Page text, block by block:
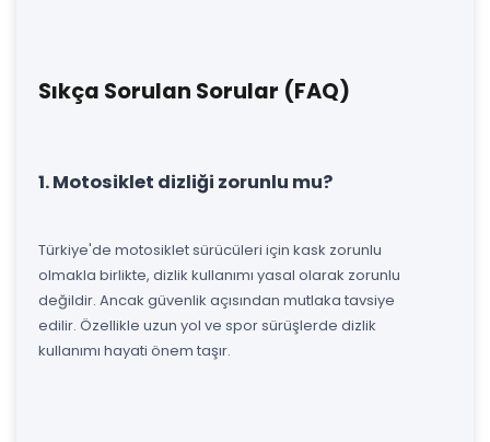
Sıkça Sorulan Sorular (FAQ)
1. Motosiklet dizliği zorunlu mu?
Türkiye'de motosiklet sürücüleri için kask zorunlu
olmakla birlikte, dizlik kullanımı yasal olarak zorunlu
değildir. Ancak güvenlik açısından mutlaka tavsiye
edilir. Özellikle uzun yol ve spor sürüşlerde dizlik
kullanımı hayati önem taşır.